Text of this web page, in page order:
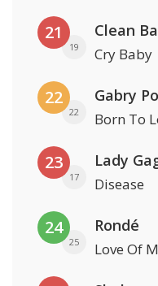
21
19 Cry Baby
22
22 Born To
23
17
Lady
Disease
24
25
Rondé
Love Of